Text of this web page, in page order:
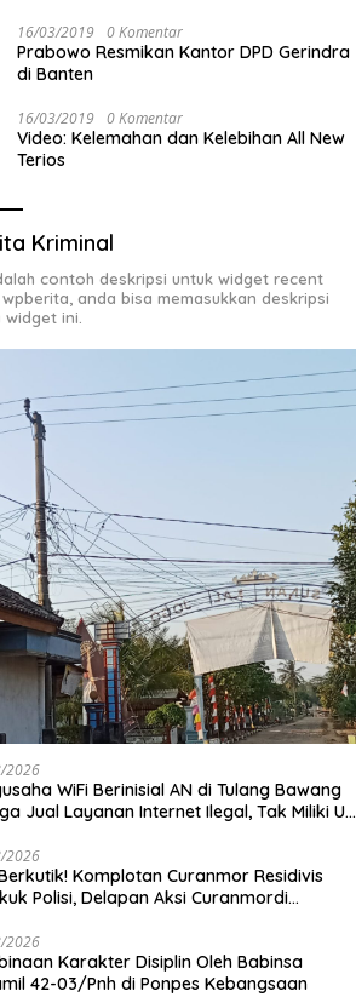
16/03/2019 0 Komentar
Prabowo Resmikan Kantor DPD Gerindra
di Banten
16/03/2019 0 Komentar
Video: Kelemahan dan Kelebihan All New
Terios
Kriminal
contoh deskripsi untuk widget recent
anda bisa memasukkan deskripsi
widget ini.
2026
WiFi Berinisial AN di Tulang Bawang
Jual Layanan Internet Ilegal, Tak Miliki Uji
2026
Komplotan Curanmor Residivis
Polisi, Delapan Aksi Curanmordi
2026
Karakter Disiplin Oleh Babinsa
42-03/Pnh di Ponpes Kebangsaan